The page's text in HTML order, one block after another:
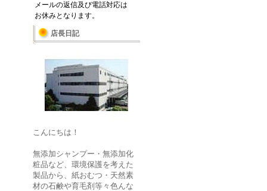
メールの返信及び電話対応は
お休みとなります。
店長日記
こんにちは！
無添加シャンプー・無添加化
粧品など、環境保護を考えた
製品から、紙おむつ・天然素
材の石鹸や育毛剤等々色んな